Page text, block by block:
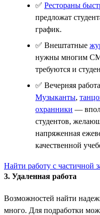
✅ Рестораны
предложат
график.
✅ Внештатные
нужны многим
требуются и
✅ Вечерняя
Музыканты,
охранники —
студентов,
напряженная
качественной
Найти работу с частичной
3. Удаленная работа
Возможностей найти
много. Для подработки